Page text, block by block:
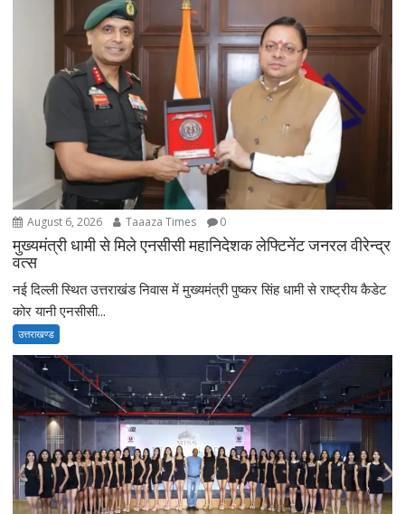
August 6, 2026 Taaaza Times 0
मुख्यमंत्री धामी से मिले एनसीसी महानिदेशक लेफ्टिनेंट जनरल वीरेन्द्र
वत्स
नई दिल्ली स्थित उत्तराखंड निवास में मुख्यमंत्री पुष्कर सिंह धामी से राष्ट्रीय कैडेट
कोर यानी एनसीसी...
उत्तराखण्ड